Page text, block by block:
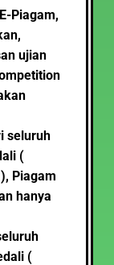
Piagam,
ujian
seluruh
(
Piagam
hanya
(